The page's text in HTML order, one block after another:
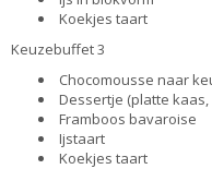
Koekjes taart
Keuzebuffet 3
Chocomousse naar
Dessertje (platte
Framboos bavaroise
Ijstaart
Koekjes taart